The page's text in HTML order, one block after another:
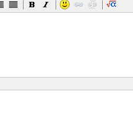
hiện.
dương và khí quyển quốc
ăn của cá nhà táng.